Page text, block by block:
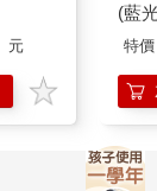
元
(藍
特價